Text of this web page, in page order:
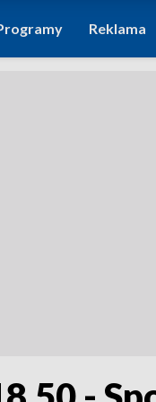
Reklama